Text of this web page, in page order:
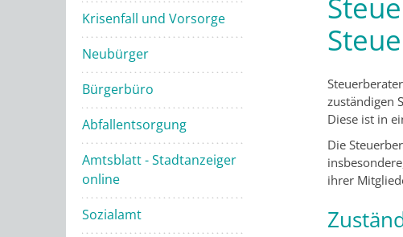
Krisenfall und Vorsorge
Neubürger
Bürgerbüro
Abfallentsorgung
Amtsblatt - Stadtanzeiger
online
Sozialamt
zuständigen
Diese ist in
Die
ihrer